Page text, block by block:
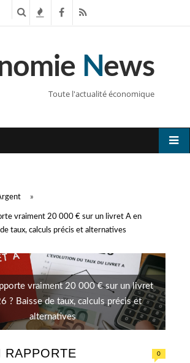
c n
s
F
c
R
S
News
Toute l'actualité économique
»
vraiment 20 000 € sur un livret A en
taux, calculs précis et alternatives
vraiment 20 000 € sur un livret
? Baisse de taux, calculs précis et
alternatives
RAPPORTE
0